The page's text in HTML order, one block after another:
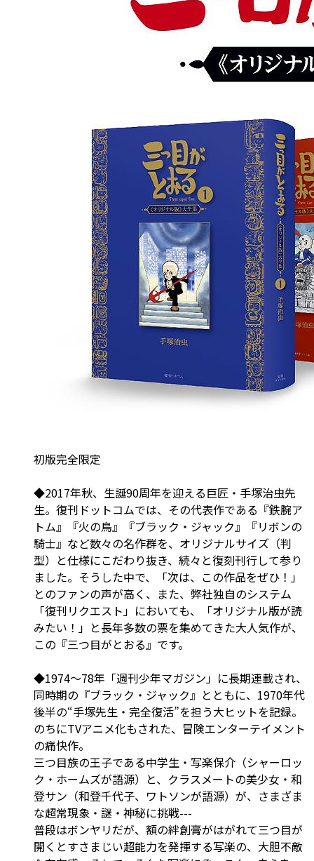
初版完全限定
◆2017年秋、生誕90周年を迎える巨匠・手塚治虫先
生。復刊ドットコムでは、その代表作である『鉄腕ア
トム』『火の鳥』『ブラック・ジャック』『リボンの
騎士』など数々の名作群を、オリジナルサイズ（判
型）と仕様にこだわり抜き、続々と復刻刊行して参り
ました。そうした中で、「次は、この作品をぜひ！」
とのファンの声が高く、また、弊社独自のシステム
「復刊リクエスト」においても、「オリジナル版が読
みたい！」と長年多数の票を集めてきた大人気作が、
この『三つ目がとおる』です。
◆1974～78年「週刊少年マガジン」に長期連載され、
同時期の『ブラック・ジャック』とともに、1970年代
後半の“手塚先生・完全復活”を担う大ヒットを記録。
のちにTVアニメ化もされた、冒険エンターテイメント
の痛快作。
三つ目族の王子である中学生・写楽保介（シャーロッ
ク・ホームズが語源）と、クラスメートの美少女・和
登サン（和登千代子、ワトソンが語源）が、さまざま
な超常現象・謎・神秘に挑戦---
普段はボンヤリだが、額の絆創膏がはがれて三つ目が
開くとすさまじい超能力を発揮する写楽の、大胆不敵